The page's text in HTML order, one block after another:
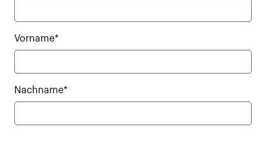
Vorname*
Nachname*